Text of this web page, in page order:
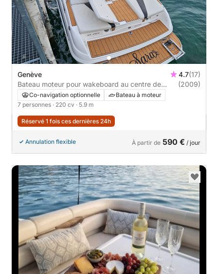
Genève 4.7(17)
Bateau moteur pour wakeboard au centre de
Genève
(2009)
Co-navigation optionnelle
Bateau à moteur
7 personnes · 220 cv · 5.9 m
Réservé 1 fois ces dernières 24h
Annulation flexible À partir de 590 € / jour